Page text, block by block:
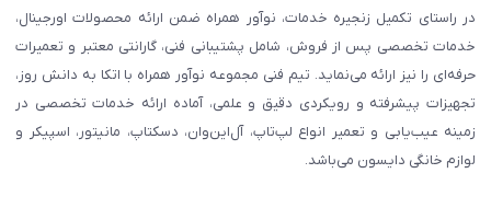
در راستای تکمیل زنجیره خدمات، نوآور همراه ضمن ارائه محصولات اورجینال،
خدمات تخصصی پس از فروش، شامل پشتیبانی فنی، گارانتی معتبر و تعمیرات
حرفه‌ای را نیز ارائه می‌نماید. تیم فنی مجموعه نوآور همراه با اتکا به دانش روز،
تجهیزات پیشرفته و رویکردی دقیق و علمی، آماده ارائه خدمات تخصصی در
زمینه عیب‌یابی و تعمیر انواع لپ‌تاپ، آل‌این‌وان، دسکتاپ، مانیتور، اسپیکر و
لوازم خانگی دایسون می‌باشد.